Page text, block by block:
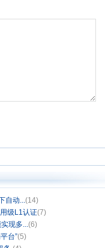
自动...(14)
级L1认证(7)
现多...(6)
台”(5)